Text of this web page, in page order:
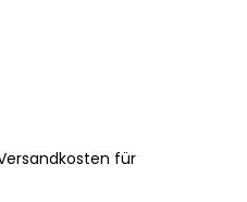
für